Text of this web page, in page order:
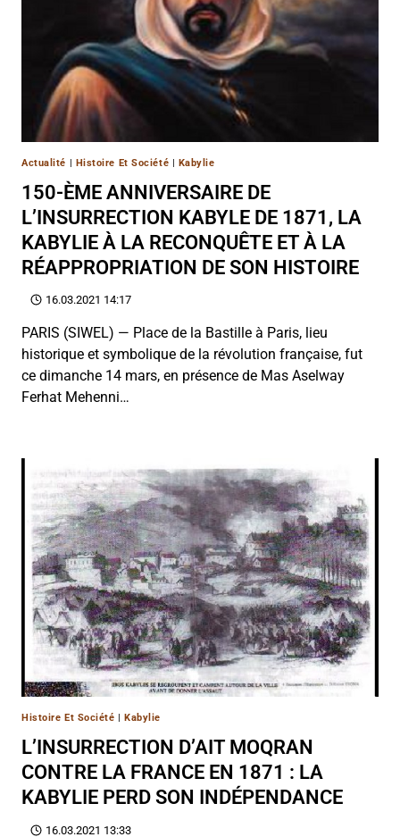
Actualité | Histoire Et Société | Kabylie
150-ÈME ANNIVERSAIRE DE
L’INSURRECTION KABYLE DE 1871, LA
KABYLIE À LA RECONQUÊTE ET À LA
RÉAPPROPRIATION DE SON HISTOIRE
16.03.2021 14:17
PARIS (SIWEL) — Place de la Bastille à Paris, lieu
historique et symbolique de la révolution française, fut
ce dimanche 14 mars, en présence de Mas Aselway
Ferhat Mehenni…
Histoire Et Société |Kabylie
L’INSURRECTION D’AIT MOQRAN
CONTRE LA FRANCE EN 1871 : LA
KABYLIE PERD SON INDÉPENDANCE
16.03.2021 13:33